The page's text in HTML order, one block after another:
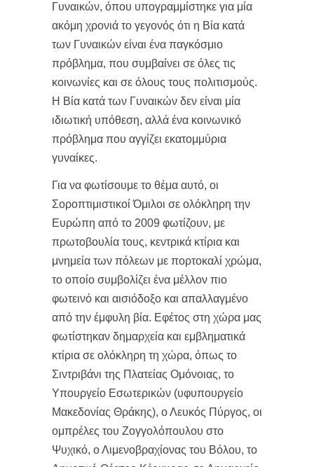
Γυναικών, όπου υπογραμμίστηκε για μία
ακόμη χρονιά το γεγονός ότι η Βία κατά
των Γυναικών είναι ένα παγκόσμιο
πρόβλημα, που συμβαίνει σε όλες τις
κοινωνίες και σε όλους τους πολιτισμούς.
Η Βία κατά των Γυναικών δεν είναι μία
ιδιωτική υπόθεση, αλλά ένα κοινωνικό
πρόβλημα που αγγίζει εκατομμύρια
γυναίκες.
Για να φωτίσουμε το θέμα αυτό, οι
Σοροπτιμιστικοί Όμιλοι σε ολόκληρη την
Ευρώπη από το 2009 φωτίζουν, με
πρωτοβουλία τους, κεντρικά κτίρια και
μνημεία των πόλεων με πορτοκαλί χρώμα,
το οποίο συμβολίζει ένα μέλλον πιο
φωτεινό και αισιόδοξο και απαλλαγμένο
από την έμφυλη βία. Εφέτος στη χώρα μας
φωτίστηκαν δημαρχεία και εμβληματικά
κτίρια σε ολόκληρη τη χώρα, όπως το
Σιντριβάνι της Πλατείας Ομόνοιας, το
Υπουργείο Εσωτερικών (υφυπουργείο
Μακεδονίας Θράκης), ο Λευκός Πύργος, οι
ομπρέλες του Ζογγολόπουλου στο
Ψυχικό, ο Λιμενοβραχίονας του Βόλου, το